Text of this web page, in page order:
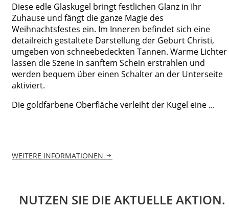
Diese edle Glaskugel bringt festlichen Glanz in Ihr
Zuhause und fängt die ganze Magie des
Weihnachtsfestes ein. Im Inneren befindet sich eine
detailreich gestaltete Darstellung der Geburt Christi,
umgeben von schneebedeckten Tannen. Warme Lichter
lassen die Szene in sanftem Schein erstrahlen und
werden bequem über einen Schalter an der Unterseite
aktiviert.
Die goldfarbene Oberfläche verleiht der Kugel eine ...
WEITERE INFORMATIONEN
NUTZEN SIE DIE AKTUELLE AKTION.